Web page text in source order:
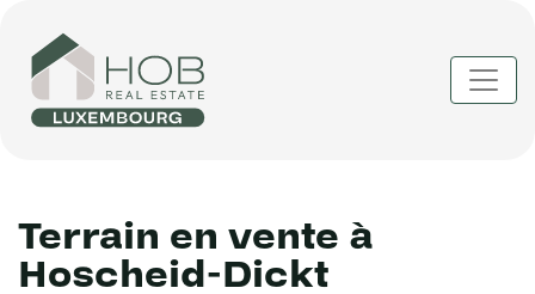
Terrain en vente à
Hoscheid-Dickt